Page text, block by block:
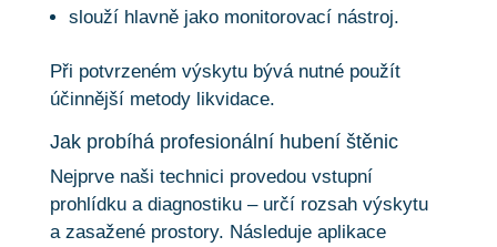
slouží hlavně jako monitorovací nástroj.
Při potvrzeném výskytu bývá nutné použít
účinnější metody likvidace.
Jak probíhá profesionální hubení štěnic
Nejprve naši technici provedou vstupní
prohlídku a diagnostiku – určí rozsah výskytu
a zasažené prostory. Následuje aplikace